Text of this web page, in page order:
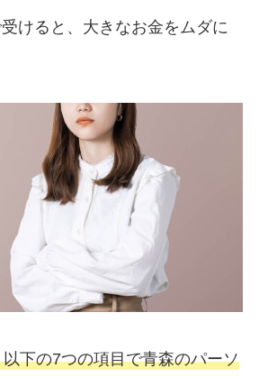
けると、大きなお金をムダに
下の7つの項目で青森のパーソ